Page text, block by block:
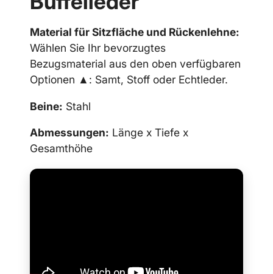
Material für Sitzfläche und Rückenlehne:
Wählen Sie Ihr bevorzugtes
Bezugsmaterial aus den oben verfügbaren
Optionen ▲: Samt, Stoff oder Echtleder.
Beine: Stahl
Abmessungen: Länge x Tiefe x
Gesamthöhe